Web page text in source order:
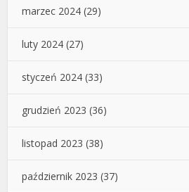
marzec 2024 (29)
luty 2024 (27)
styczeń 2024 (33)
grudzień 2023 (36)
listopad 2023 (38)
październik 2023 (37)